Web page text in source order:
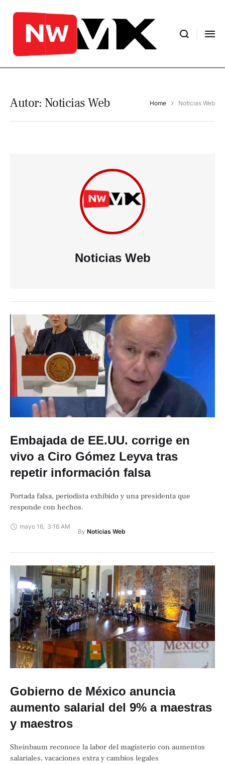
Autor: Noticias Web Home Noticias Web
Noticias Web
Embajada de EE.UU. corrige en
vivo a Ciro Gómez Leyva tras
repetir información falsa
Portada falsa, periodista exhibido y una presidenta que
responde con hechos.
mayo 16, 3:16 AM
By Noticias Web
Gobierno de México anuncia
aumento salarial del 9% a maestras
y maestros
Sheinbaum reconoce la labor del magisterio con aumentos
salariales, vacaciones extra y cambios legales